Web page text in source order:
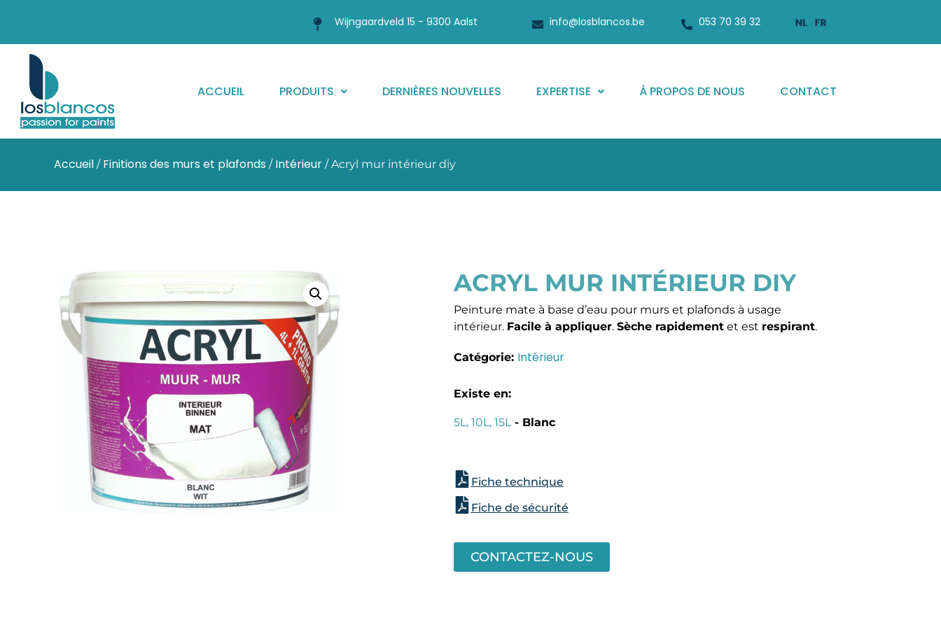
Wijngaardveld 15 - 9300 Aalst info@losblancos.be 053 70 39 32
ACCUEIL PRODUITS DERNIÈRES NOUVELLES EXPERTISE À PROPOS DE NOUS CONTACT
Accueil / Finitions des murs et plafonds / Intérieur / Acryl mur intérieur diy
ACRYL MUR INTÉRIEUR DIY
Peinture mate à base d’eau pour murs et plafonds à usage
intérieur. Facile à appliquer. Sèche rapidementet est respirant.
Catégorie: Intérieur
Existe en:
5L, 10L, 15L - Blanc
Fiche technique
Fiche de sécurité
CONTACTEZ-NOUS